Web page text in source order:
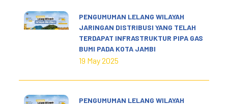
PENGUMUMAN LELANG WILAYAH
JARINGAN DISTRIBUSI YANG TELAH
TERDAPAT INFRASTRUKTUR PIPA GAS
BUMI PADA KOTA JAMBI
19 May 2025
PENGUMUMAN LELANG WILAYAH